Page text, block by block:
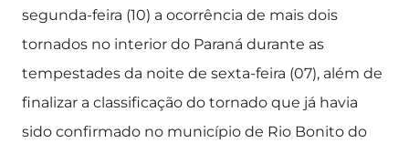
segunda-feira (10) a ocorrência de mais dois
tornados no interior do Paraná durante as
tempestades da noite de sexta-feira (07), além de
finalizar a classificação do tornado que já havia
sido confirmado no município de Rio Bonito do